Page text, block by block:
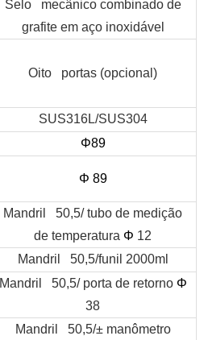
Selo mecânico combinado de
grafite em aço inoxidável
Oito portas (opcional)
SUS316L/SUS304
Φ89
Φ 89
Mandril 50,5/ tubo de medição
de temperatura Φ 12
Mandril 50,5/funil 2000ml
Mandril 50,5/ porta de retorno Φ
38
Mandril 50,5/± manômetro